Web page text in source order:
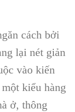
cách bởi
lại nét giản
vào kiến
kiểu hàng
ở, thông